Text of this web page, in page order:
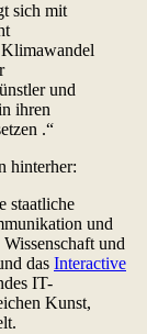
sich mit
und
ihren
.“
hinterher:
staatliche
und
und
das Interactive
IT-
Kunst,